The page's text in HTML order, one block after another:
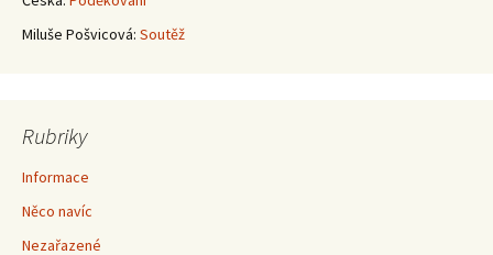
Miluše Pošvicová: Soutěž
Rubriky
Informace
Něco navíc
Nezařazené